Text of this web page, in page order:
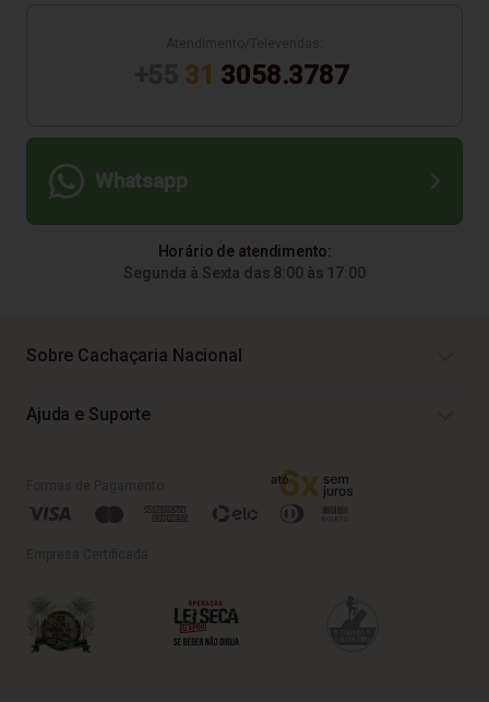
31 3058.3787
Whatsapp
Horário de atendimento:
Segunda à Sexta das 8:00 às 17:00
Sobre Cachaçaria Nacional
Ajuda e Suporte